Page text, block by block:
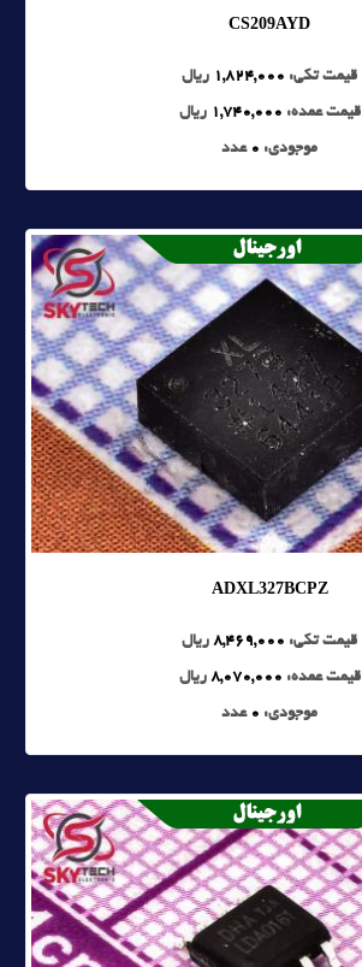
CS209AYD
قیمت تکی: 1,824,000 ریال
قیمت عمده: 1,740,000 ریال
موجودی: 0 عدد
ADXL327BCPZ
قیمت تکی: 8,469,000 ریال
قیمت عمده: 8,070,000 ریال
موجودی: 0 عدد